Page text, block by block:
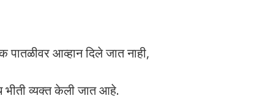
आव्हान दिले जात नाही,
भीती व्यक्त केली जात आहे.